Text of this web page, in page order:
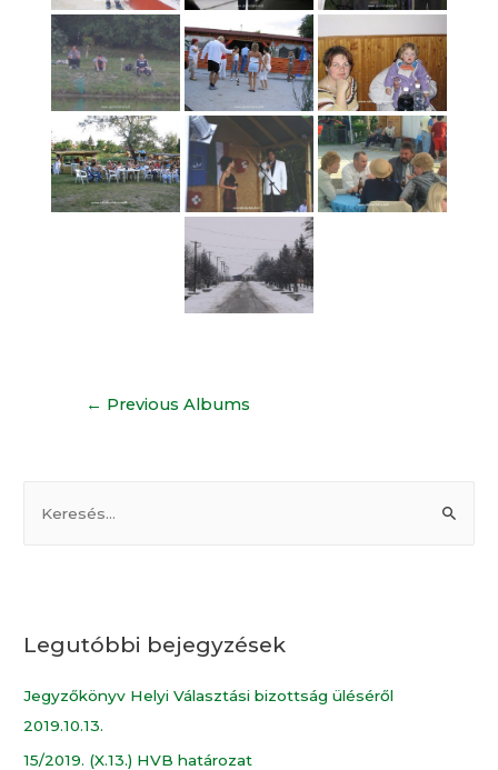
← Previous Albums
Legutóbbi bejegyzések
Jegyzőkönyv Helyi Választási bizottság üléséről
2019.10.13.
15/2019. (X.13.) HVB határozat